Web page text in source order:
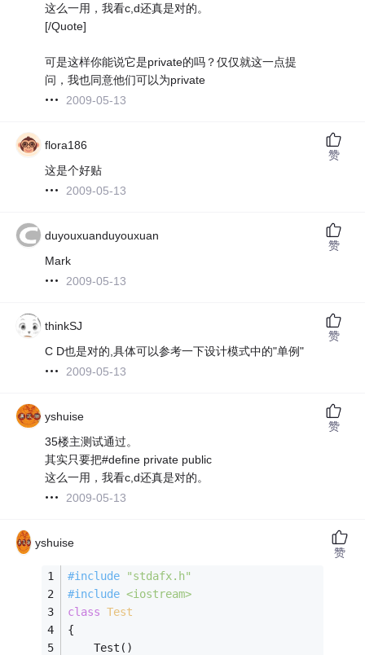
这么一用，我看c,d还真是对的。
[/Quote]
可是这样你能说它是private的吗？仅仅就这一点提
问，我也同意他们可以为private
2009-05-13
flora186
这是个好贴
2009-05-13
赞
duyouxuanduyouxuan
Mark
2009-05-13
赞
thinkSJ
C D也是对的,具体可以参考一下设计模式中的"单例"
2009-05-13
赞
yshuise
35楼主测试通过。
其实只要把#define private public
这么一用，我看c,d还真是对的。
2009-05-13
赞
yshuise
#include
"stdafx.h"
#include <iostream>
class Test
{
    Test()
赞